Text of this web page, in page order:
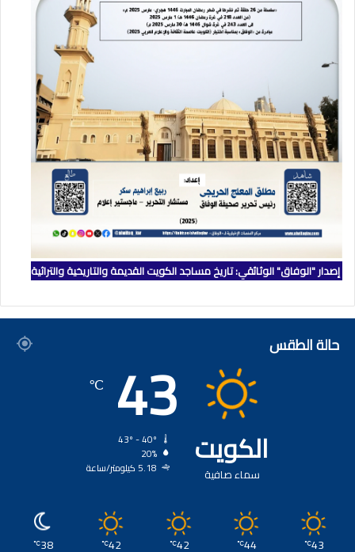
إصدار "الوفاق" الوثائقي: تاريخ مساجد الكويت القديمة والتاريخية والتراثية
حالة الطقس
الكويت
سماء صافية
43
℃
20%
5.18 كيلومتر/ساعة
43
℃
44
℃
42
℃
42
℃
38
℃